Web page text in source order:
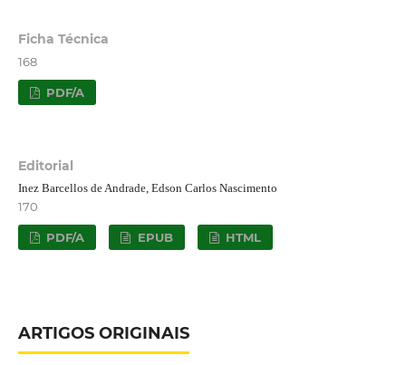
Ficha Técnica
168
PDF/A
Editorial
Inez Barcellos de Andrade, Edson Carlos Nascimento
170
PDF/A EPUB HTML
ARTIGOS ORIGINAIS